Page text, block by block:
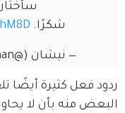
شكرًا.
— نيشان (@Neshan)
ردود فعل كثيرة أيضًا
البعض منه بأن لا